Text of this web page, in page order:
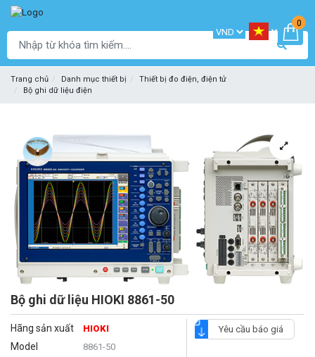
0
Trang chủ Danh mục thiết bị
Thiết bị đo điện, điện tử
Bộ ghi dữ liệu điện
Bộ ghi dữ liệu HIOKI 8861-50
Hãng sản xuất HIOKI
Model 8861-50
Yêu cầu báo giá